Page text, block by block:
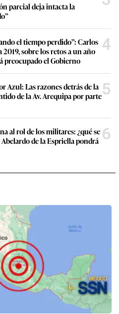
parcial deja intacta la
el tiempo perdido”: Carlos
sobre los retos a un año
preocupado el Gobierno
4
Azul: Las razones detrás de la
de la Av. Arequipa por parte5
al rol de los militares: ¿qué se
de la Espriella pondrá 6